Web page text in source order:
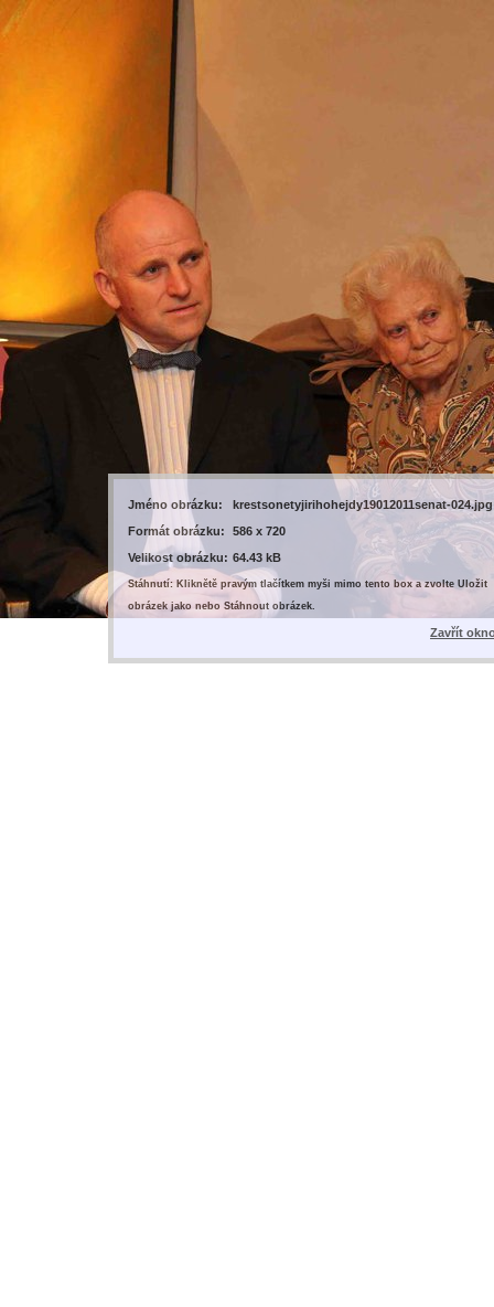
Jméno obrázku:
krestsonetyjirihohejdy19012011senat-024.jpg
Formát obrázku:
586 x 720
Velikost obrázku: 64.43 kB
Stáhnutí: Kliknětě pravým tlačítkem myši mimo tento box a zvolte Uložit
obrázek jako nebo Stáhnout obrázek.
Zavřít